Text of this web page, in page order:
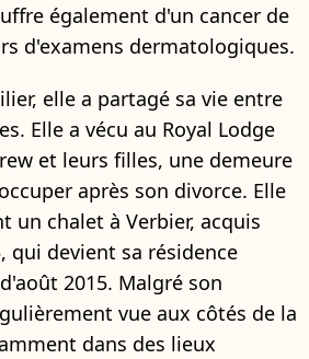
également d'un cancer de
d'examens dermatologiques.
elle a partagé sa vie entre
Elle a vécu au Royal Lodge
et leurs filles, une demeure
après son divorce. Elle
un chalet à Verbier, acquis
qui devient sa résidence
2015. Malgré son
vue aux côtés de la
dans des lieux